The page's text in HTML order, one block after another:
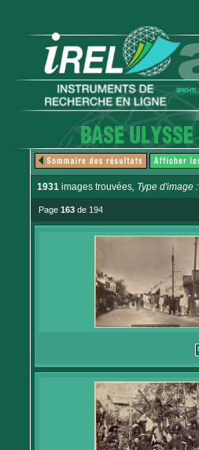
1931 images trouvées, Type d'image :
Page 163 de 194